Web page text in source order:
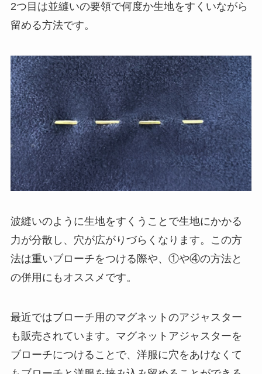
2つ目は並縫いの要領で何度か生地をすくいながら
留める方法です。
波縫いのように生地をすくうことで生地にかかる
力が分散し、穴が広がりづらくなります。この方
法は重いブローチをつける際や、①や④の方法と
の併用にもオススメです。
最近ではブローチ用のマグネットのアジャスター
も販売されています。マグネットアジャスターを
ブローチにつけることで、洋服に穴をあけなくて